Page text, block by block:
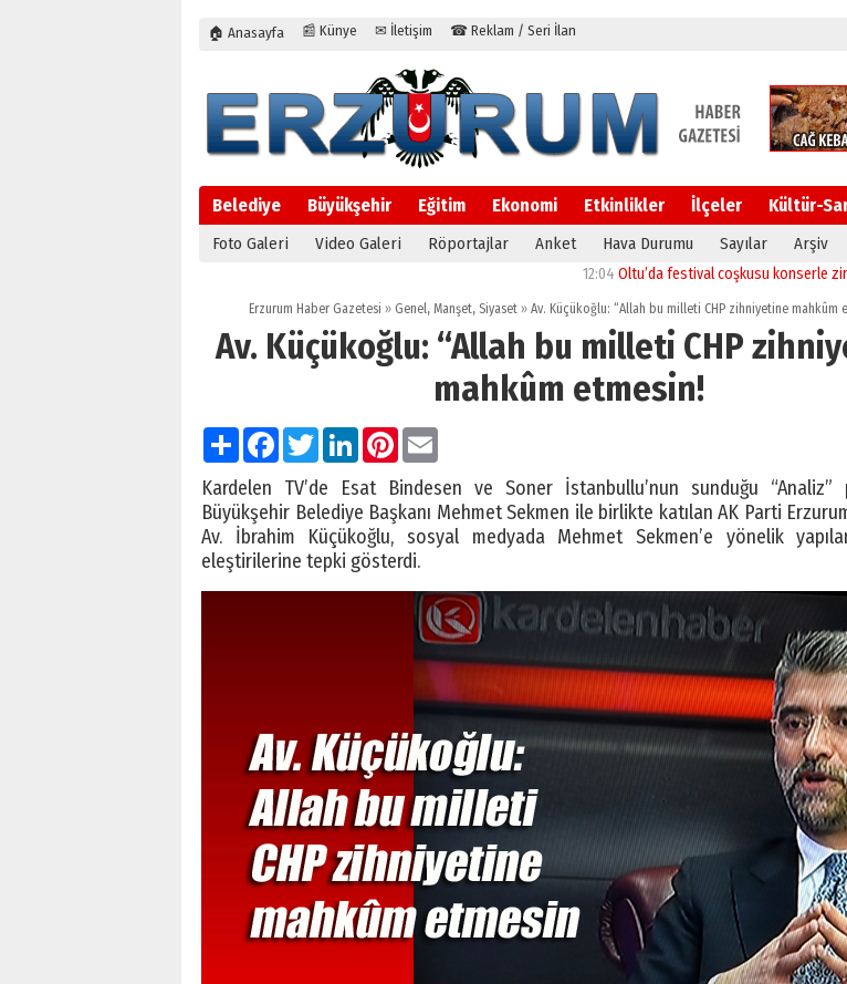
🏠 Anasayfa 📰 Künye ✉ İletişim ☎ Reklam / Seri İlan
Belediye Büyükşehir Eğitim Ekonomi Etkinlikler İlçeler Kültür-
Foto Galeri Video Galeri Röportajlar Anket Hava Durumu Sayılar Arşiv
Oltu’da festival coşkusu konserle zirveye ulaştı
Erzurum Haber Gazetesi » Genel, Manşet, Siyaset » Av. Küçükoğlu: “Allah bu milleti CHP zihniyetine mahkûm
Av. Küçükoğlu: “Allah bu milleti CHP
mahkûm etmesin!
PaylaşFacebook
TwitterLinkedInPinterest
Kardelen TV’de Esat Bindesen ve Soner İstanbullu’nun sunduğu “Analiz”
Büyükşehir Belediye Başkanı Mehmet Sekmen ile birlikte katılan AK Parti
Av. İbrahim Küçükoğlu, sosyal medyada Mehmet Sekmen’e yönelik
eleştirilerine tepki gösterdi.